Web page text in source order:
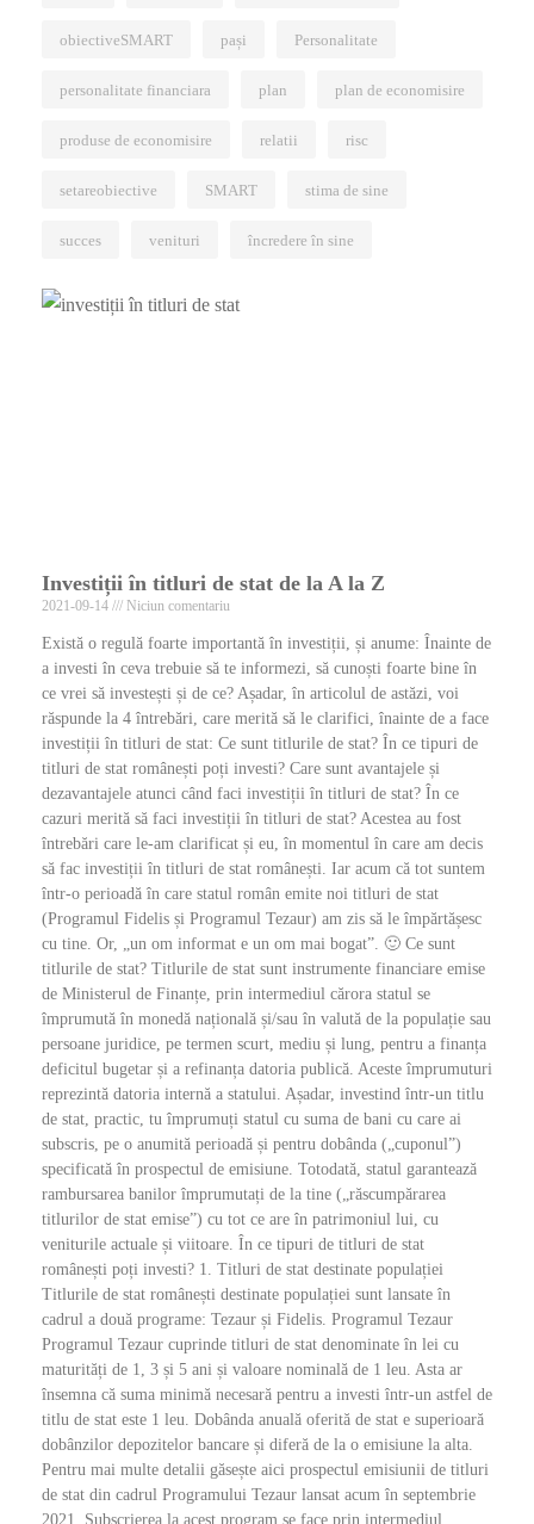
obiectiveSMART pași Personalitate
personalitate financiara plan plan de economisire
produse de economisire relatii risc
setareobiective SMART stima de sine
succes venituri încredere în sine
Investiții în titluri de stat de la A la Z
2021-09-14 Niciun comentariu
Există o regulă foarte importantă în investiții, și anume: Înainte de
a investi în ceva trebuie să te informezi, să cunoști foarte bine în
ce vrei să investești și de ce? Așadar, în articolul de astăzi, voi
răspunde la 4 întrebări, care merită să le clarifici, înainte de a face
investiții în titluri de stat: Ce sunt titlurile de stat? În ce tipuri de
titluri de stat românești poți investi? Care sunt avantajele și
dezavantajele atunci când faci investiții în titluri de stat? În ce
cazuri merită să faci investiții în titluri de stat? Acestea au fost
întrebări care le-am clarificat și eu, în momentul în care am decis
să fac investiții în titluri de stat românești. Iar acum că tot suntem
într-o perioadă în care statul român emite noi titluri de stat
(Programul Fidelis și Programul Tezaur) am zis să le împărtășesc
cu tine. Or, „un om informat e un om mai bogat”. 🙂 Ce sunt
titlurile de stat? Titlurile de stat sunt instrumente financiare emise
de Ministerul de Finanțe, prin intermediul cărora statul se
împrumută în monedă națională și/sau în valută de la populație sau
persoane juridice, pe termen scurt, mediu și lung, pentru a finanța
deficitul bugetar și a refinanța datoria publică. Aceste împrumuturi
reprezintă datoria internă a statului. Așadar, investind într-un titlu
de stat, practic, tu împrumuți statul cu suma de bani cu care ai
subscris, pe o anumită perioadă și pentru dobânda („cuponul”)
specificată în prospectul de emisiune. Totodată, statul garantează
rambursarea banilor împrumutați de la tine („răscumpărarea
titlurilor de stat emise”) cu tot ce are în patrimoniul lui, cu
veniturile actuale și viitoare. În ce tipuri de titluri de stat
românești poți investi? 1. Titluri de stat destinate populației
Titlurile de stat românești destinate populației sunt lansate în
cadrul a două programe: Tezaur și Fidelis. Programul Tezaur
Programul Tezaur cuprinde titluri de stat denominate în lei cu
maturități de 1, 3 și 5 ani și valoare nominală de 1 leu. Asta ar
însemna că suma minimă necesară pentru a investi într-un astfel de
titlu de stat este 1 leu. Dobânda anuală oferită de stat e superioară
dobânzilor depozitelor bancare și diferă de la o emisiune la alta.
Pentru mai multe detalii găsește aici prospectul emisiunii de titluri
de stat din cadrul Programului Tezaur lansat acum în septembrie
2021. Subscrierea la acest program se face prin intermediul